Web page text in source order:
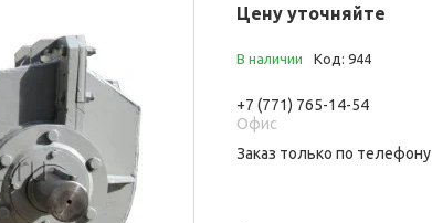
Цену уточняйте
В наличии Код: 944
+7 (771) 765-14-54
Офис
Заказ только по телефону